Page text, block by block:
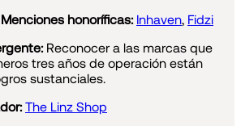
Menciones honoríficas: Inhaven, Fidzi
Reconocer a las marcas que
tres años de operación están
sustanciales.
The Linz Shop